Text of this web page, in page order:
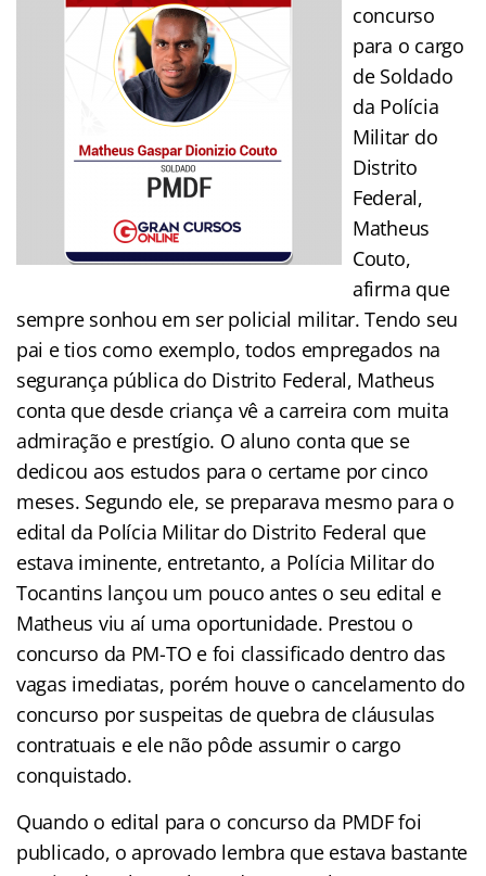
concurso
para o cargo
de Soldado
da Polícia
Militar do
Distrito
Federal,
Matheus
Couto,
afirma que
sempre sonhou em ser policial militar. Tendo seu
pai e tios como exemplo, todos empregados na
segurança pública do Distrito Federal, Matheus
conta que desde criança vê a carreira com muita
admiração e prestígio. O aluno conta que se
dedicou aos estudos para o certame por cinco
meses. Segundo ele, se preparava mesmo para o
edital da Polícia Militar do Distrito Federal que
estava iminente, entretanto, a Polícia Militar do
Tocantins lançou um pouco antes o seu edital e
Matheus viu aí uma oportunidade. Prestou o
concurso da PM-TO e foi classificado dentro das
vagas imediatas, porém houve o cancelamento do
concurso por suspeitas de quebra de cláusulas
contratuais e ele não pôde assumir o cargo
conquistado.
Quando o edital para o concurso da PMDF foi
publicado, o aprovado lembra que estava bastante